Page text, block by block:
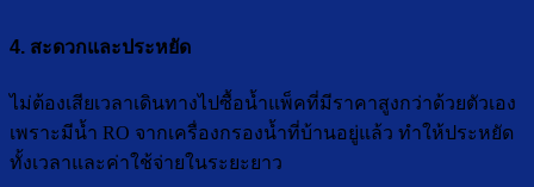
4. สะดวกและประหยัด
ไม่ต้องเสียเวลาเดินทางไปซื้อน้ำแพ็คที่มีราคาสูงกว่าด้วยตัวเอง
เพราะมีน้ำ RO จากเครื่องกรองน้ำที่บ้านอยู่แล้ว ทำให้ประหยัด
ทั้งเวลาและค่าใช้จ่ายในระยะยาว